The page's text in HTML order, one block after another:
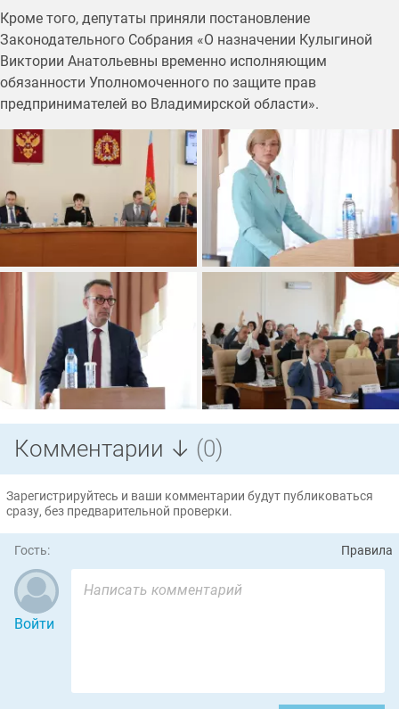
Кроме того, депутаты приняли постановление
Законодательного Собрания «О назначении Кулыгиной
Виктории Анатольевны временно исполняющим
обязанности Уполномоченного по защите прав
предпринимателей во Владимирской области».
Комментарии ↓ (0)
Зарегистрируйтесь и ваши комментарии будут публиковаться
сразу, без предварительной проверки.
Гость: Правила
Войти